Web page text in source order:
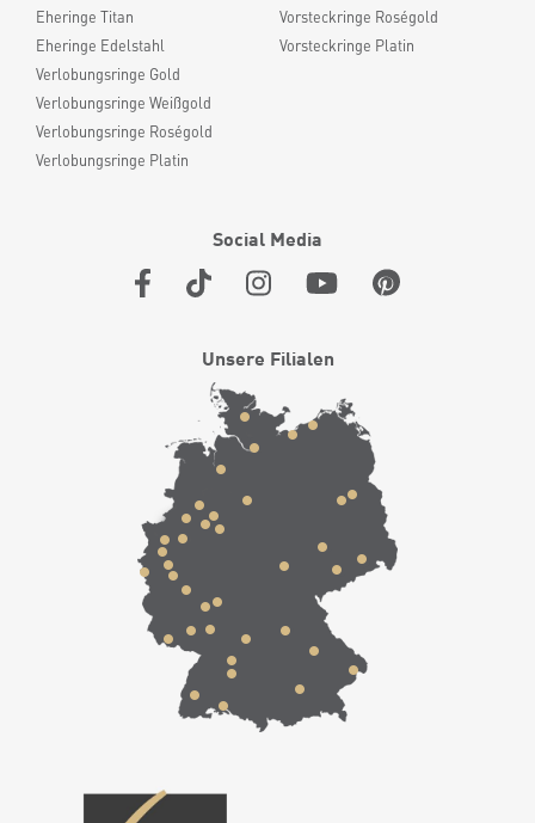
Eheringe Titan
Eheringe Edelstahl
Verlobungsringe Gold
Verlobungsringe Weißgold
Verlobungsringe Roségold
Verlobungsringe Platin
Vorsteckringe Roségold
Vorsteckringe Platin
Social Media
Unsere Filialen